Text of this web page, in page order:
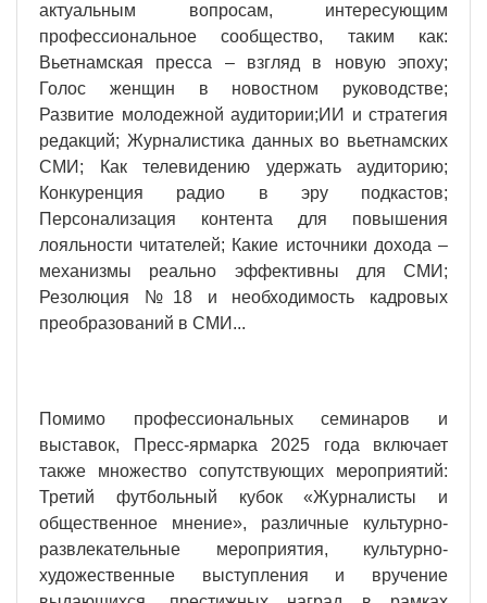
актуальным вопросам, интересующим
профессиональное сообщество, таким как:
Вьетнамская пресса – взгляд в новую эпоху;
Голос женщин в новостном руководстве;
Развитие молодежной аудитории;ИИ и стратегия
редакций; Журналистика данных во вьетнамских
СМИ; Как телевидению удержать аудиторию;
Конкуренция радио в эру подкастов;
Персонализация контента для повышения
лояльности читателей; Какие источники дохода –
механизмы реально эффективны для СМИ;
Резолюция №18 и необходимость кадровых
преобразований в СМИ...
Помимо профессиональных семинаров и
выставок, Пресс-ярмарка 2025 года включает
также множество сопутствующих мероприятий:
Третий футбольный кубок «Журналисты и
общественное мнение», различные культурно-
развлекательные мероприятия, культурно-
художественные выступления и вручение